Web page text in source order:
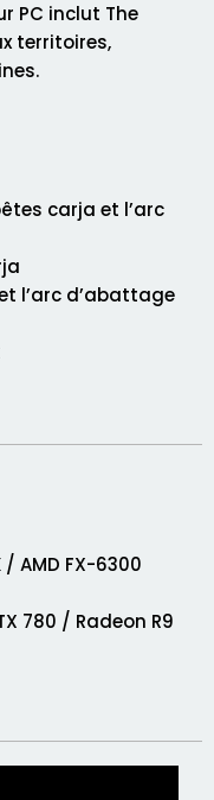
PC inclut The
territoires,
carja et l’arc
l’arc d’abattage
AMD FX-6300
780 / Radeon R9